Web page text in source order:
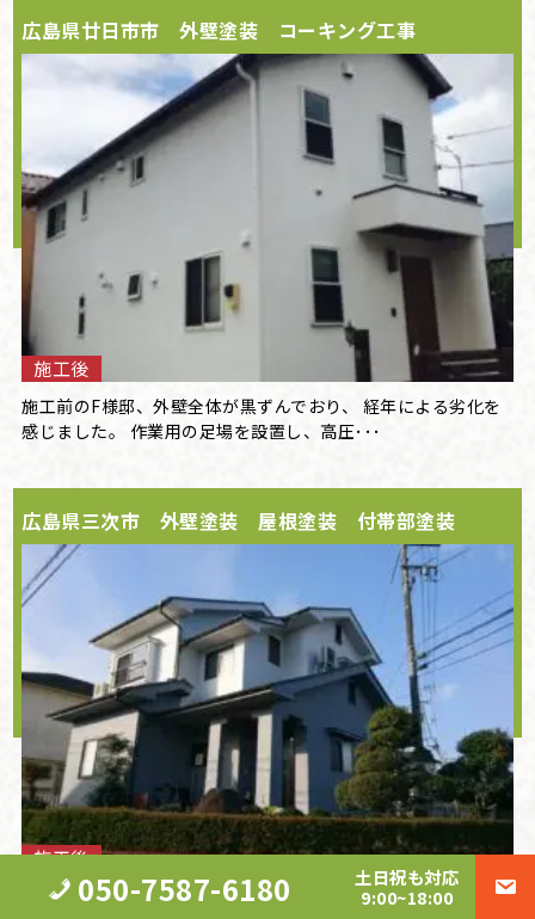
広島県廿日市市 外壁塗装 コーキング工事
施工後
施工前のF様邸、外壁全体が黒ずんでおり、 経年による劣化を
感じました。 作業用の足場を設置し、高圧･･･
広島県三次市 外壁塗装 屋根塗装 付帯部塗装
施工後
広島県三次市のお客様から塗装工事のご依頼をいただき、工事
050-7587-6180
土日祝も対応
9:00~18:00